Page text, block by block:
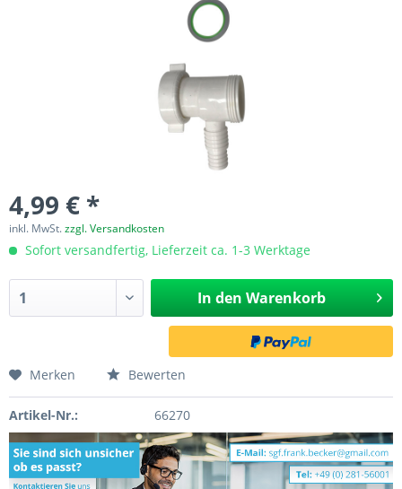
4,99 € *
inkl. MwSt.zzgl. Versandkosten
Sofort versandfertig, Lieferzeit ca. 1-3 Werktage
In den Warenkorb
Merken Bewerten
Artikel-Nr.: 66270